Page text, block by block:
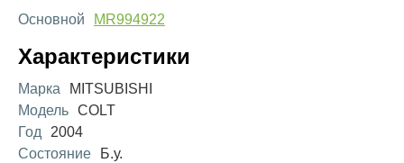
Основной MR994922
Характеристики
Марка
MITSUBISHI
Модель COLT
Год
2004
Состояние
Б.у.